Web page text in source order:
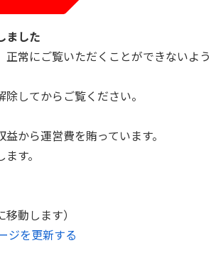
ました
正常にご覧いただくことができないよう
してからご覧ください。
から運営費を賄っています。
す。
移動します）
ジを更新する